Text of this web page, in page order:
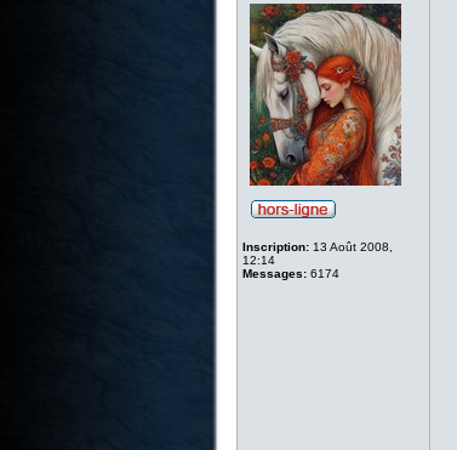
Inscription:13 Août 2008,
12:14
Messages:6174